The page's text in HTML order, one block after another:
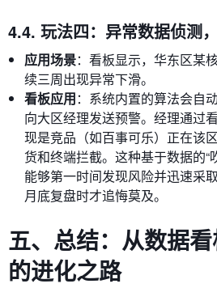
4.4. 玩法四：异常数据侦测
应用场景：看板显示，华东区某
续三周出现异常下滑。
看板应用：系统内置的算法会自
向大区经理发送预警。经理通过
现是竞品（如百事可乐）正在该
货和终端拦截。这种基于数据的“
能够第一时间发现风险并迅速采
月底复盘时才追悔莫及。
五、总结：从数据
的进化之路